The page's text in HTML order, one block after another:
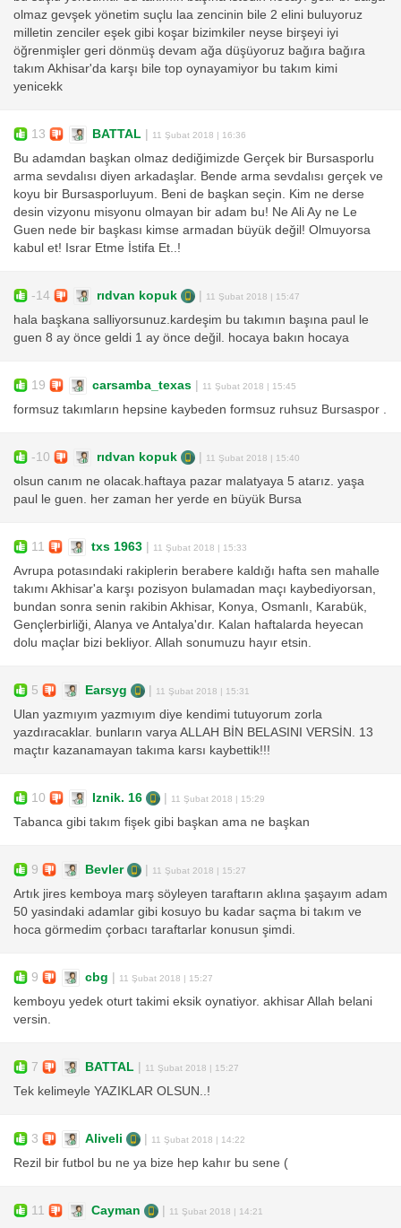
olmaz gevşek yönetim suçlu laa zencinin bile 2 elini buluyoruz
milletin zenciler eşek gibi koşar bizimkiler neyse birşeyi iyi
öğrenmişler geri dönmüş devam ağa düşüyoruz bağıra bağıra
takım Akhisar'da karşı bile top oynayamiyor bu takım kimi
yenicekk
13 BATTAL | 11 Şubat 2018 | 16:36
Bu adamdan başkan olmaz dediğimizde Gerçek bir Bursasporlu
arma sevdalısı diyen arkadaşlar. Bende arma sevdalısı gerçek ve
koyu bir Bursasporluyum. Beni de başkan seçin. Kim ne derse
desin vizyonu misyonu olmayan bir adam bu! Ne Ali Ay ne Le
Guen nede bir başkası kimse armadan büyük değil! Olmuyorsa
kabul et! Israr Etme İstifa Et..!
-14 rıdvan kopuk | 11 Şubat 2018 | 15:47
hala başkana salliyorsunuz.kardeşim bu takımın başına paul le
guen 8 ay önce geldi 1 ay önce değil. hocaya bakın hocaya
19 carsamba_texas | 11 Şubat 2018 | 15:45
formsuz takımların hepsine kaybeden formsuz ruhsuz Bursaspor .
-10 rıdvan kopuk | 11 Şubat 2018 | 15:40
olsun canım ne olacak.haftaya pazar malatyaya 5 atarız. yaşa
paul le guen. her zaman her yerde en büyük Bursa
11 txs 1963 | 11 Şubat 2018 | 15:33
Avrupa potasındaki rakiplerin berabere kaldığı hafta sen mahalle
takımı Akhisar'a karşı pozisyon bulamadan maçı kaybediyorsan,
bundan sonra senin rakibin Akhisar, Konya, Osmanlı, Karabük,
Gençlerbirliği, Alanya ve Antalya'dır. Kalan haftalarda heyecan
dolu maçlar bizi bekliyor. Allah sonumuzu hayır etsin.
5 Earsyg | 11 Şubat 2018 | 15:31
Ulan yazmıyım yazmıyım diye kendimi tutuyorum zorla
yazdıracaklar. bunların varya ALLAH BİN BELASINI VERSİN. 13
maçtır kazanamayan takıma karsı kaybettik!!!
10 Iznik. 16 | 11 Şubat 2018 | 15:29
Tabanca gibi takım fişek gibi başkan ama ne başkan
9 Bevler | 11 Şubat 2018 | 15:27
Artık jires kemboya marş söyleyen taraftarın aklına şaşayım adam
50 yasindaki adamlar gibi kosuyo bu kadar saçma bi takım ve
hoca görmedim çorbacı taraftarlar konusun şimdi.
9 cbg | 11 Şubat 2018 | 15:27
kemboyu yedek oturt takimi eksik oynatiyor. akhisar Allah belani
versin.
7 BATTAL | 11 Şubat 2018 | 15:27
Tek kelimeyle YAZIKLAR OLSUN..!
3 Aliveli | 11 Şubat 2018 | 14:22
Rezil bir futbol bu ne ya bize hep kahır bu sene (
11 Cayman | 11 Şubat 2018 | 14:21